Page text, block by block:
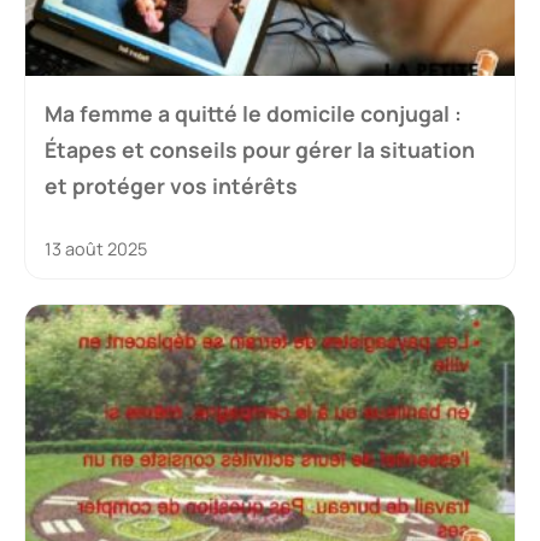
Ma femme a quitté le domicile conjugal :
Étapes et conseils pour gérer la situation
et protéger vos intérêts
13 août 2025